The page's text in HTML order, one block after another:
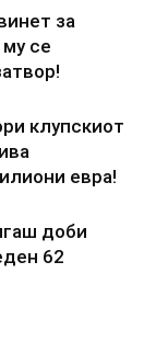
за
се
клупскиот
евра!
доби
62